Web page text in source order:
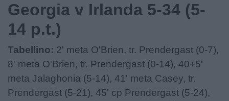
Georgia v Irlanda 5-34 (5-
14 p.t.)
Tabellino: 2' meta O'Brien, tr. Prendergast (0-7),
8' meta O'Brien, tr. Prendergast (0-14), 40+5'
meta Jalaghonia (5-14), 41' meta Casey, tr.
Prendergast (5-21), 45' cp Prendergast (5-24),